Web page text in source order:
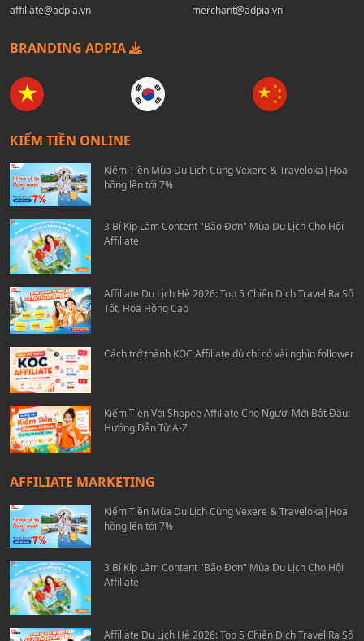
affiliate@adpia.vn
merchant@adpia.vn
BRANDING ADPIA
KIẾM TIỀN ONLINE
Kiếm Tiền Mùa Du Lịch Cùng Vexere & Traveloka|Hoa
hồng lên tới 7%
3 Bí Kíp Làm Content "Bão Đơn" Mùa Du Lịch Cho Hội
Affiliate
Affiliate Du Lịch Hè 2026: Top 5 Chiến Dịch Travel Ra Số
Tốt, Hoa Hồng Cao
Cách trở thành KOC Affiliate dù chỉ có vài nghìn follower
Kiếm Tiền Với Shopee Affiliate Cho Người Mới Bắt Đầu:
Hướng Dẫn Từ A-Z
AFFILIATE MARKETING
Kiếm Tiền Mùa Du Lịch Cùng Vexere & Traveloka|Hoa
hồng lên tới 7%
3 Bí Kíp Làm Content "Bão Đơn" Mùa Du Lịch Cho Hội
Affiliate
Affiliate Du Lịch Hè 2026: Top 5 Chiến Dịch Travel Ra Số